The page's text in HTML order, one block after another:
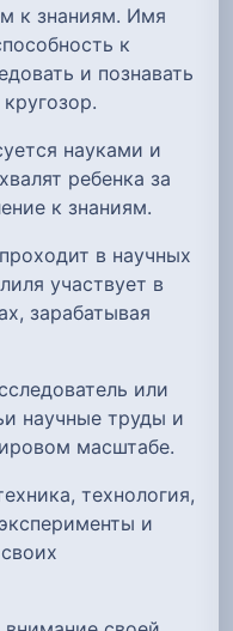
к знаниям. Имя
к
и познавать
науками и
ребенка за
к знаниям.
в научных
участвует в
зарабатывая
или
научные труды и
масштабе.
технология,
и